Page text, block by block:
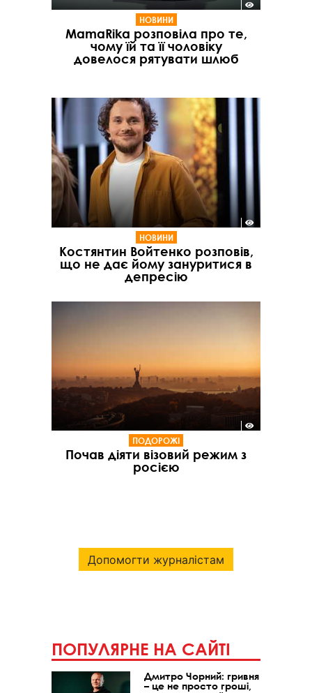
НОВИНИ
MamaRika розповіла про те,
чому їй та її чоловіку
довелося рятувати шлюб
НОВИНИ
Костянтин Войтенко розповів,
що не дає йому зануритися в
депресію
ПОДОРОЖІ
Почав діяти візовий режим з
росією
Допомогти журналістам
ПОПУЛЯРНЕ НА САЙТІ
Дмитро Чорний: гривня
– це не просто гроші,